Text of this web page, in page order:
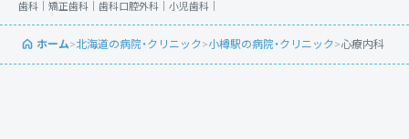
歯科｜ 矯正歯科｜ 歯科口腔外科｜ 小児歯科｜
ホーム>北海道の病院・クリニック>小樽駅の病院・クリニック>心療内科